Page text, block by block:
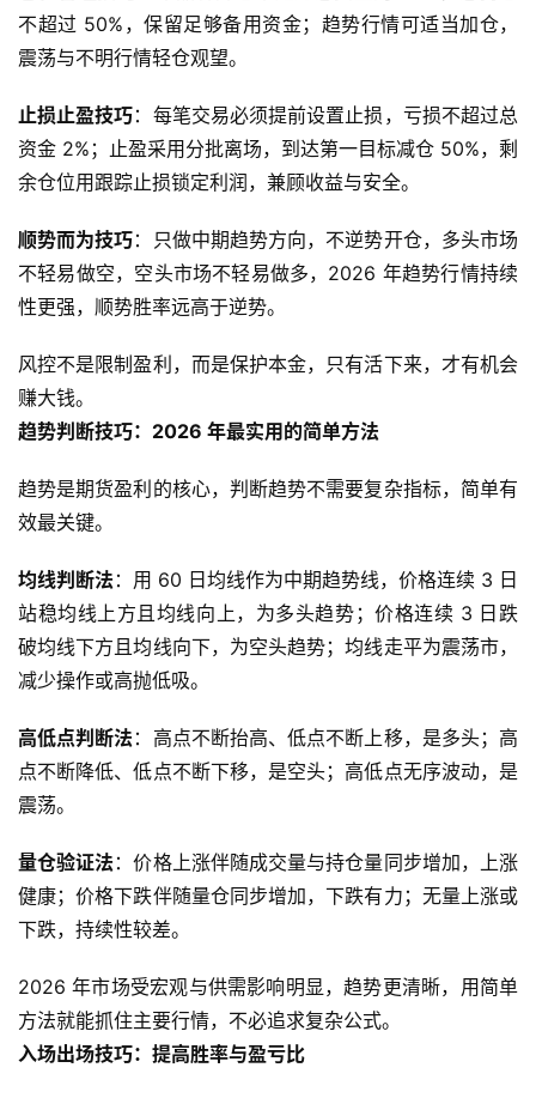
不超过 50%，保留足够备用资金；趋势行情可适当加仓，
震荡与不明行情轻仓观望。
止损止盈技巧：每笔交易必须提前设置止损，亏损不超过总
资金 2%；止盈采用分批离场，到达第一目标减仓 50%，剩
余仓位用跟踪止损锁定利润，兼顾收益与安全。
顺势而为技巧：只做中期趋势方向，不逆势开仓，多头市场
不轻易做空，空头市场不轻易做多，2026 年趋势行情持续
性更强，顺势胜率远高于逆势。
风控不是限制盈利，而是保护本金，只有活下来，才有机会
赚大钱。
趋势判断技巧：2026 年最实用的简单方法
趋势是期货盈利的核心，判断趋势不需要复杂指标，简单有
效最关键。
均线判断法 ：用 60 日均线作为中期趋势线，价格连续 3 日
站稳均线上方且均线向上，为多头趋势；价格连续 3 日跌
破均线下方且均线向下，为空头趋势；均线走平为震荡市，
减少操作或高抛低吸。
高低点判断法 ：高点不断抬高、低点不断上移，是多头；高
点不断降低、低点不断下移，是空头；高低点无序波动，是
震荡。
量仓验证法 ：价格上涨伴随成交量与持仓量同步增加，上涨
健康；价格下跌伴随量仓同步增加，下跌有力；无量上涨或
下跌，持续性较差。
2026 年市场受宏观与供需影响明显，趋势更清晰，用简单
方法就能抓住主要行情，不必追求复杂公式。
入场出场技巧：提高胜率与盈亏比